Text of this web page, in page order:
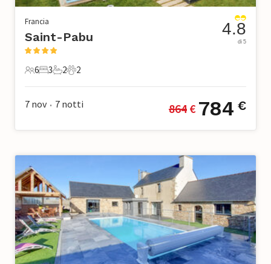
Francia
Saint-Pabu
6 Ospiti
6
3 Camere da letto
3
2 Bagni
2
2 Animali domestici
2
4.8
di 5
7 nov • 7 notti 864 € 784 €